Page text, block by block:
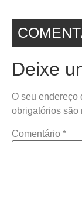
Deixe
O seu endereço
obrigatórios são
Comentário *